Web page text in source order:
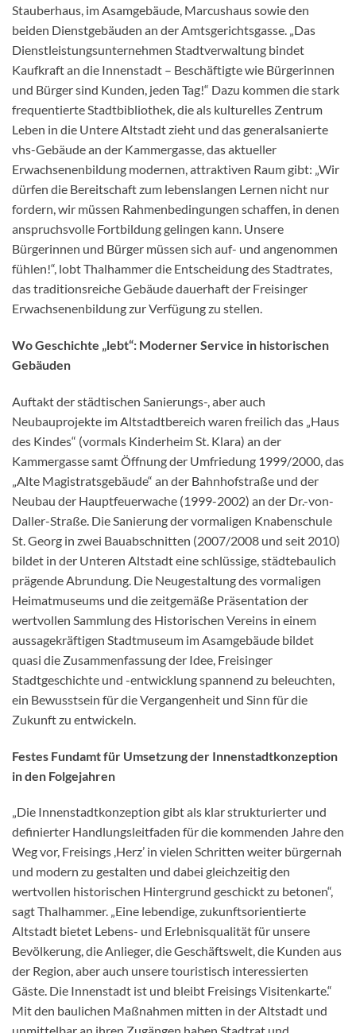
Stauberhaus, im Asamgebäude, Marcushaus sowie den
beiden Dienstgebäuden an der Amtsgerichtsgasse. „Das
Dienstleistungsunternehmen Stadtverwaltung bindet
Kaufkraft an die Innenstadt – Beschäftigte wie Bürgerinnen
und Bürger sind Kunden, jeden Tag!“ Dazu kommen die stark
frequentierte Stadtbibliothek, die als kulturelles Zentrum
Leben in die Untere Altstadt zieht und das generalsanierte
vhs-Gebäude an der Kammergasse, das aktueller
Erwachsenenbildung modernen, attraktiven Raum gibt: „Wir
dürfen die Bereitschaft zum lebenslangen Lernen nicht nur
fordern, wir müssen Rahmenbedingungen schaffen, in denen
anspruchsvolle Fortbildung gelingen kann. Unsere
Bürgerinnen und Bürger müssen sich auf- und angenommen
fühlen!“, lobt Thalhammer die Entscheidung des Stadtrates,
das traditionsreiche Gebäude dauerhaft der Freisinger
Erwachsenenbildung zur Verfügung zu stellen.
Wo Geschichte „lebt“: Moderner Service in historischen
Gebäuden
Auftakt der städtischen Sanierungs-, aber auch
Neubauprojekte im Altstadtbereich waren freilich das „Haus
des Kindes“ (vormals Kinderheim St. Klara) an der
Kammergasse samt Öffnung der Umfriedung 1999/2000, das
„Alte Magistratsgebäude“ an der Bahnhofstraße und der
Neubau der Hauptfeuerwache (1999-2002) an der Dr.-von-
Daller-Straße. Die Sanierung der vormaligen Knabenschule
St. Georg in zwei Bauabschnitten (2007/2008 und seit 2010)
bildet in der Unteren Altstadt eine schlüssige, städtebaulich
prägende Abrundung. Die Neugestaltung des vormaligen
Heimatmuseums und die zeitgemäße Präsentation der
wertvollen Sammlung des Historischen Vereins in einem
aussagekräftigen Stadtmuseum im Asamgebäude bildet
quasi die Zusammenfassung der Idee, Freisinger
Stadtgeschichte und -entwicklung spannend zu beleuchten,
ein Bewusstsein für die Vergangenheit und Sinn für die
Zukunft zu entwickeln.
Festes Fundamt für Umsetzung der Innenstadtkonzeption
in den Folgejahren
„Die Innenstadtkonzeption gibt als klar strukturierter und
definierter Handlungsleitfaden für die kommenden Jahre den
Weg vor, Freisings ,Herz’ in vielen Schritten weiter bürgernah
und modern zu gestalten und dabei gleichzeitig den
wertvollen historischen Hintergrund geschickt zu betonen“,
sagt Thalhammer. „Eine lebendige, zukunftsorientierte
Altstadt bietet Lebens- und Erlebnisqualität für unsere
Bevölkerung, die Anlieger, die Geschäftswelt, die Kunden aus
der Region, aber auch unsere touristisch interessierten
Gäste. Die Innenstadt ist und bleibt Freisings Visitenkarte.“
Mit den baulichen Maßnahmen mitten in der Altstadt und